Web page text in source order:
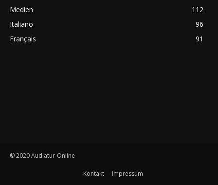
Medien
112
Italiano
96
Français
91
© 2020 Audiatur-Online
Kontakt Impressum